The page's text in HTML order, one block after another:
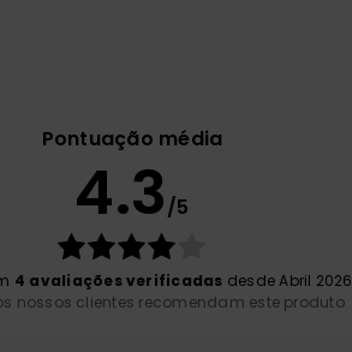
Pontuação média
4.3/5
4 avaliações verificadas desde Abril 2026
nossos clientes recomendam este produto